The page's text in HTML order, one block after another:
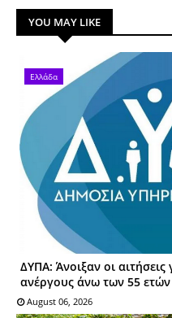
YOU MAY LIKE
Ελλάδα
ΔΥΠΑ: Άνοιξαν οι αιτήσεις
ανέργους άνω των 55 ετών
August 06, 2026